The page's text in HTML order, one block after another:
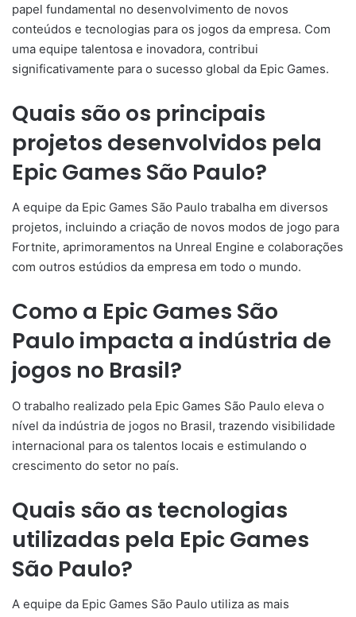
papel fundamental no desenvolvimento de novos
conteúdos e tecnologias para os jogos da empresa. Com
uma equipe talentosa e inovadora, contribui
significativamente para o sucesso global da Epic Games.
Quais são os principais
projetos desenvolvidos pela
Epic Games São Paulo?
A equipe da Epic Games São Paulo trabalha em diversos
projetos, incluindo a criação de novos modos de jogo para
Fortnite, aprimoramentos na Unreal Engine e colaborações
com outros estúdios da empresa em todo o mundo.
Como a Epic Games São
Paulo impacta a indústria de
jogos no Brasil?
O trabalho realizado pela Epic Games São Paulo eleva o
nível da indústria de jogos no Brasil, trazendo visibilidade
internacional para os talentos locais e estimulando o
crescimento do setor no país.
Quais são as tecnologias
utilizadas pela Epic Games
São Paulo?
A equipe da Epic Games São Paulo utiliza as mais